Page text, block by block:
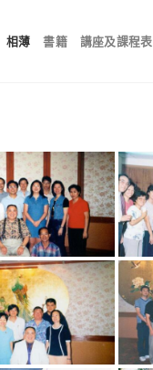
相薄 書籍 講座及課程表